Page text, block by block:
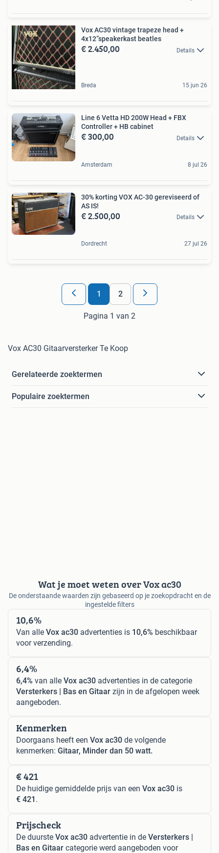
Vox AC30 vintage trapeze head +
4x12”speakerkast beatles
€ 2.450,00 Details
Breda 15 jun 26
Line 6 Vetta HD 200W Head + FBX
Controller + HB cabinet
€ 300,00 Details
Amsterdam 8 jul 26
30% korting VOX AC-30 gereviseerd of
AS IS!
€ 2.500,00 Details
Dordrecht 27 jul 26
1 2
Pagina 1 van 2
Vox AC30 Gitaarversterker Te Koop
Gerelateerde zoektermen
Populaire zoektermen
Wat je moet weten over Vox ac30
De onderstaande waarden zijn gebaseerd op je zoekopdracht en de
ingestelde filters
10,6%
Van alle Vox ac30 advertenties is 10,6% beschikbaar
voor verzending.
6,4%
6,4% van alle Vox ac30 advertenties in de categorie
Versterkers | Bas en Gitaar zijn in de afgelopen week
aangeboden.
Kenmerken
Doorgaans heeft een Vox ac30 de volgende
kenmerken: Gitaar, Minder dan 50 watt.
€ 421
De huidige gemiddelde prijs van een Vox ac30 is
€ 421 .
Prijscheck
De duurste Vox ac30 advertentie in de Versterkers |
Bas en Gitaar categorie werd aangeboden voor